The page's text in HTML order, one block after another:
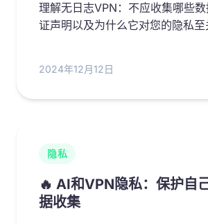
理解无日志VPN：不应收集哪些
证声明以及为什么它对您的隐私至
2024年12月12日
隐私
🔥 AI和VPN隐私：保护自
据收集